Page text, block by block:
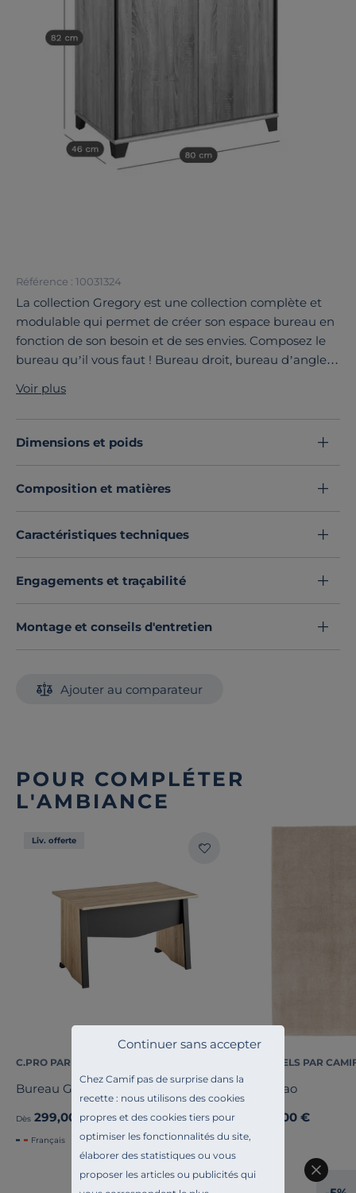
Chez Camif pas de surprise dans la
recette : nous utilisons des cookies
propres et des cookies tiers pour
optimiser les fonctionnalités du site,
élaborer des statistiques ou vous
proposer les articles ou publicités qui
Continuer sans accepter
Référence : 10031324
La collection Gregory est une collection complète et
modulable qui permet de créer son espace bureau en
fonction de son besoin et de ses envies. Composez le
bureau qu’il vous faut ! Bureau droit, bureau d’angle
idéale pour aménager un bel espace de travail à la
maison.
Le rangement 2 portes Gregory est un meuble de
avec le mélange de la finition bois clair et des touches
de noir. Il présente 2 portes avec 1 grande étagère
réglable.
Voir plus
Dimensions et poids
Composition et matières
Caractéristiques techniques
Engagements et traçabilité
Montage et conseils d'entretien
Ajouter au comparateur
POUR COMPLÉTER
L'AMBIANCE
Liv. offerte
C.PRO PAR CAMIF
Bureau Gregory
Dès 299,00 €
Français
ESSENTIELS PAR
Tapis Bao
129,00 €